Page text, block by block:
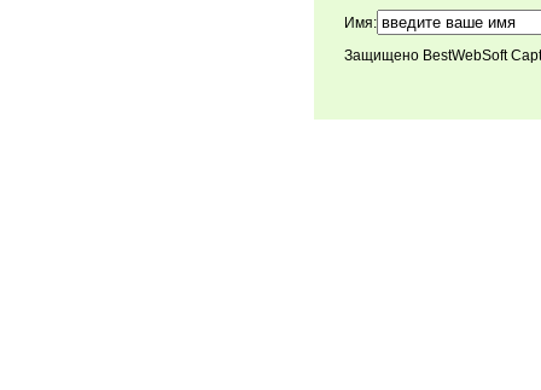
Имя:
Защищено BestWebSoft